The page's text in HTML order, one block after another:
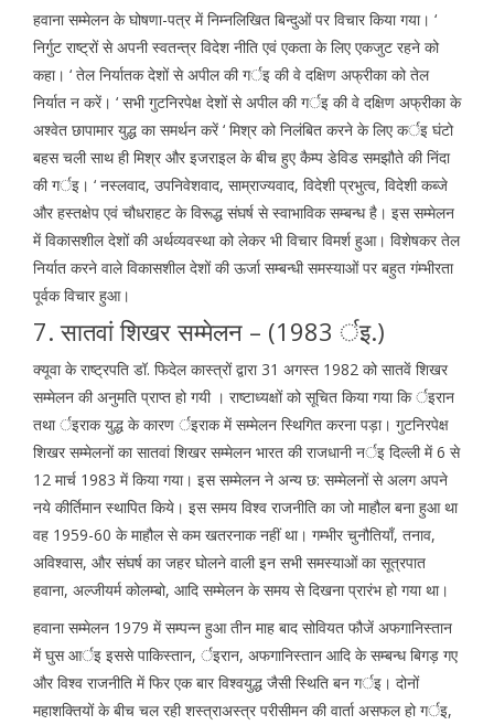
हवाना सम्मेलन के घोषणा-पत्र में निम्नलिखित बिन्दुओं पर विचार किया गया। ‘
निर्गुट राष्ट्रों से अपनी स्वतन्त्र विदेश नीति एवं एकता के लिए एकजुट रहने को
कहा। ‘ तेल निर्यातक देशों से अपील की गर्इ की वे दक्षिण अफ्रीका को तेल
निर्यात न करें। ‘ सभी गुटनिरपेक्ष देशों से अपील की गर्इ की वे दक्षिण अफ्रीका के
अश्वेत छापामार युद्ध का समर्थन करें ‘ मिश्र को निलंबित करने के लिए कर्इ घंटो
बहस चली साथ ही मिश्र और इजराइल के बीच हुए कैम्प डेविड समझौते की निंदा
की गर्इ। ‘ नस्लवाद, उपनिवेशवाद, साम्राज्यवाद, विदेशी प्रभुत्व, विदेशी कब्जे
और हस्तक्षेप एवं चौधराहट के विरूद्ध संघर्ष से स्वाभाविक सम्बन्ध है। इस सम्मेलन
में विकासशील देशों की अर्थव्यवस्था को लेकर भी विचार विमर्श हुआ। विशेषकर तेल
निर्यात करने वाले विकासशील देशों की ऊर्जा सम्बन्धी समस्याओं पर बहुत गंम्भीरता
पूर्वक विचार हुआ।
7. सातवां शिखर सम्मेलन – (1983 र्इ.)
क्यूवा के राष्ट्रपति डॉ. फिदेल कास्त्रों द्वारा 31 अगस्त 1982 को सातवें शिखर
सम्मेलन की अनुमति प्राप्त हो गयी । राष्टाध्यक्षों को सूचित किया गया कि र्इरान
तथा र्इराक युद्ध के कारण र्इराक में सम्मेलन स्थिगित करना पड़ा। गुटनिरपेक्ष
शिखर सम्मेलनों का सातवां शिखर सम्मेलन भारत की राजधानी नर्इ दिल्ली में 6 से
12 मार्च 1983 में किया गया। इस सम्मेलन ने अन्य छ: सम्मेलनों से अलग अपने
नये कीर्तिमान स्थापित किये। इस समय विश्व राजनीति का जो माहौल बना हुआ था
वह 1959-60 के माहौल से कम खतरनाक नहीं था। गम्भीर चुनौतियाँ, तनाव,
अविश्वास, और संघर्ष का जहर घोलने वाली इन सभी समस्याओं का सूत्रपात
हवाना, अल्जीयर्म कोलम्बो, आदि सम्मेलन के समय से दिखना प्रारंभ हो गया था।
हवाना सम्मेलन 1979 में सम्पन्न हुआ तीन माह बाद सोवियत फौजें अफगानिस्तान
में घुस आर्इ इससे पाकिस्तान, र्इरान, अफगानिस्तान आदि के सम्बन्ध बिगड़ गए
और विश्व राजनीति में फिर एक बार विश्वयुद्ध जैसी स्थिति बन गर्इ। दोनों
महाशक्तियों के बीच चल रही शस्त्राअस्त्र परीसीमन की वार्ता असफल हो गर्इ,